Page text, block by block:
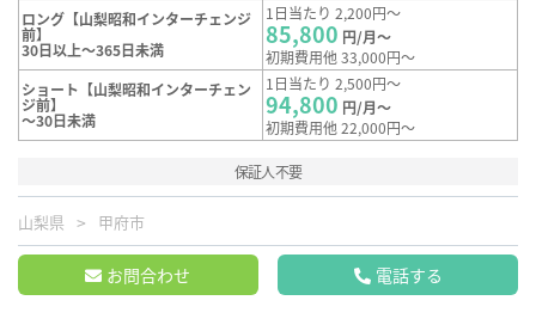
ロング【山梨昭和インターチェンジ
前】
30日以上～365日未満
1日当たり 2,200円～
85,800 円/月～
初期費用他 33,000円～
ショート【山梨昭和インターチェン
ジ前】
～30日未満
1日当たり 2,500円～
94,800 円/月～
初期費用他 22,000円～
保証人不要
山梨県 甲府市
お問合わせ 電話する